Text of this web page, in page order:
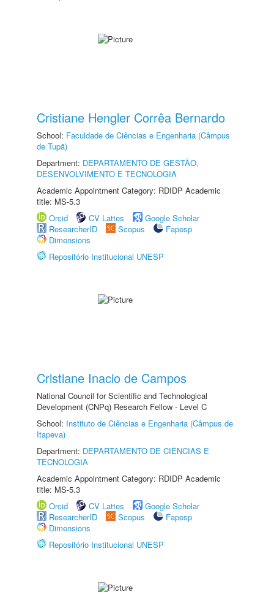
Cristiane Hengler Corrêa Bernardo
School: Faculdade de Ciências e Engenharia (Câmpus
de Tupã)
Department: DEPARTAMENTO DE GESTÃO,
DESENVOLVIMENTO E TECNOLOGIA
Academic Appointment Category: RDIDP Academic
title: MS-5.3
Orcid
CV Lattes
Google Scholar
ResearcherID
Scopus
Fapesp
Dimensions
Repositório Institucional UNESP
Cristiane Inacio de Campos
National Council for Scientific and Technological
Development (CNPq) Research Fellow - Level C
School: Instituto de Ciências e Engenharia (Câmpus de
Itapeva)
Department: DEPARTAMENTO DE CIÊNCIAS E
TECNOLOGIA
Academic Appointment Category: RDIDP Academic
title: MS-5.3
Orcid
CV Lattes
Google Scholar
ResearcherID
Scopus
Fapesp
Dimensions
Repositório Institucional UNESP